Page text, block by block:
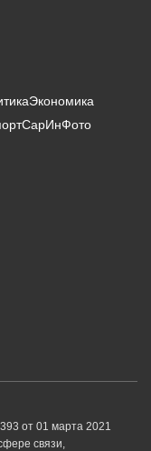
Экономика
СарИнФото
от 01 марта 2021
связи,